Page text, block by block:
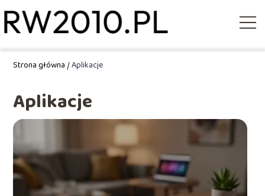
Strona główna/Aplikacje
Aplikacje